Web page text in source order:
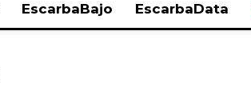
EscarbaBajo EscarbaData